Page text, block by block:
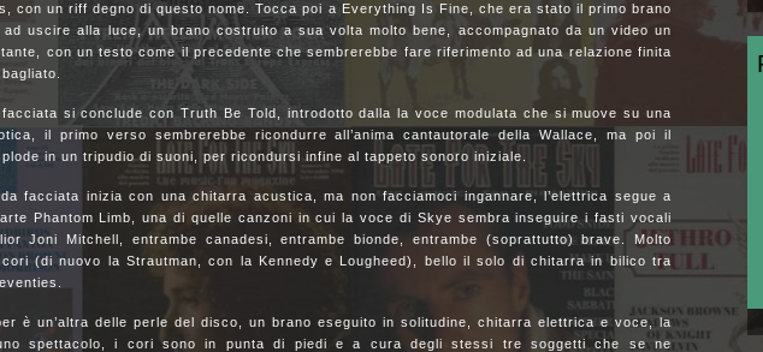
con un riff degno di questo nome. Tocca poi a Everything Is Fine, che era stato il primo brano
ad uscire alla luce, un brano costruito a sua volta molto bene, accompagnato da un video un
con un testo come il precedente che sembrerebbe fare riferimento ad una relazione finita
si conclude con Truth Be Told, introdotto dalla la voce modulata che si muove su una
il primo verso sembrerebbe ricondurre all’anima cantautorale della Wallace, ma poi il
in un tripudio di suoni, per ricondursi infine al tappeto sonoro iniziale.
facciata inizia con una chitarra acustica, ma non facciamoci ingannare, l’elettrica segue a
Phantom Limb, una di quelle canzoni in cui la voce di Skye sembra inseguire i fasti vocali
Joni Mitchell, entrambe canadesi, entrambe bionde, entrambe (soprattutto) brave. Molto
(di nuovo la Strautman, con la Kennedy e Lougheed), bello il solo di chitarra in bilico tra
è un’altra delle perle del disco, un brano eseguito in solitudine, chitarra elettrica e voce, la
spettacolo, i cori sono in punta di piedi e a cura degli stessi tre soggetti che se ne